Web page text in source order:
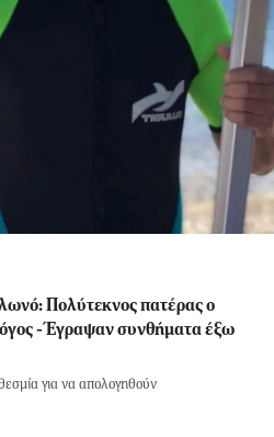
Πολύτεκνος πατέρας ο
- Έγραψαν συνθήματα έξω
για να απολογηθούν